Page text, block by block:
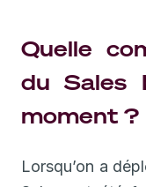
Quelle
du Sales
moment ?
Lorsqu’on a